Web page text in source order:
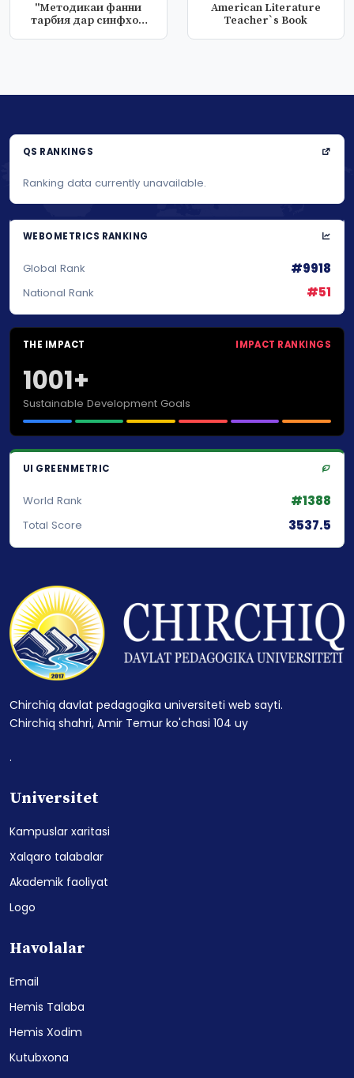
"Методикаи фанни
тарбия дар синфхои
American Literature
Teacher`s Book
QS RANKINGS
Ranking data currently unavailable.
WEBOMETRICS RANKING
Global Rank #9918
National Rank #51
THE IMPACT IMPACT RANKINGS
1001+
Sustainable Development Goals
UI GREENMETRIC
World Rank #1388
Total Score 3537.5
Chirchiq davlat pedagogika universiteti web sayti.
Chirchiq shahri, Amir Temur ko'chasi 104 uy
.
Universitet
Kampuslar xaritasi
Xalqaro talabalar
Akademik faoliyat
Logo
Havolalar
Email
Hemis Talaba
Hemis Xodim
Kutubxona